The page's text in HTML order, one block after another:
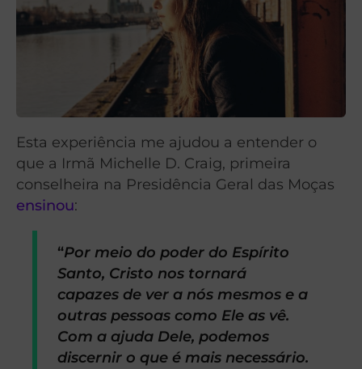
Esta experiência me ajudou a entender o
que a Irmã Michelle D. Craig, primeira
conselheira na Presidência Geral das Moças
ensinou:
“Por meio do poder do Espírito
Santo, Cristo nos tornará
capazes de ver a nós mesmos e a
outras pessoas como Ele as vê.
Com a ajuda Dele, podemos
discernir o que é mais necessário.